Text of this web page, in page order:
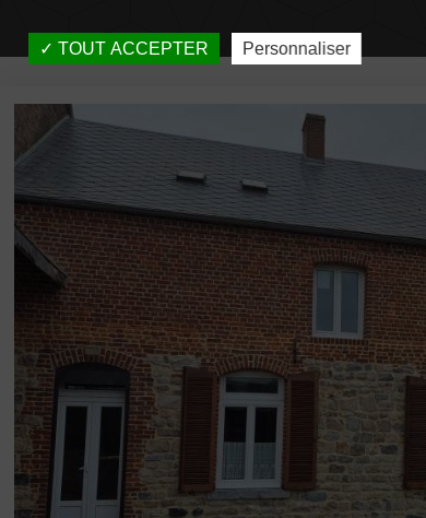
TOUT ACCEPTER Personnaliser